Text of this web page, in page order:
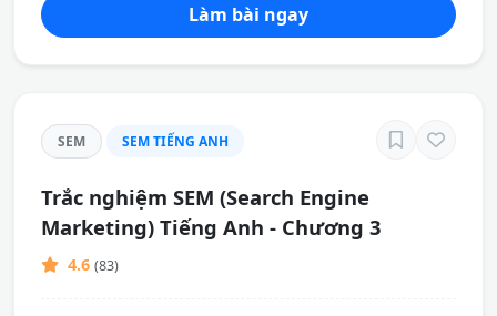
Làm bài ngay
SEM SEM TIẾNG ANH
Trắc nghiệm SEM (Search Engine
Marketing) Tiếng Anh - Chương 3
4.6 (83)